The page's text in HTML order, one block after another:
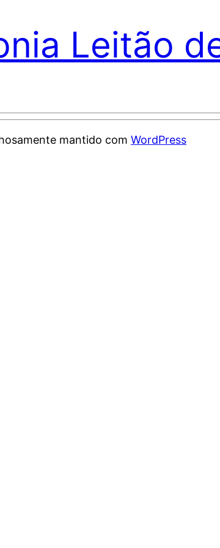
Leitão
mantido com WordPress